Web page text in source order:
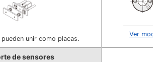
Ver
unir como placas.
de sensores